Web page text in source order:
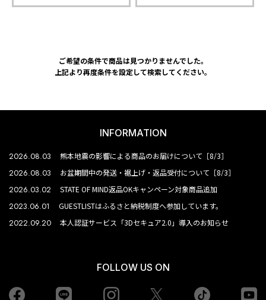
ご希望の条件で商品は見つかりませんでした。
上記より再度条件を設定して検索してください。
INFORMATION
2026.08.03 熊本地震の影響による商品のお届けについて［8/3］
2026.08.03 お盆期間中の発送・裾上げ・返品受付について［8/3］
2026.03.02 STATE OF MIND返品OKキャンペーン対象商品追加
2023.06.01 GUESTLISTはふるさと納税制度へ参加しています。
2022.09.20 本人認証サービス「3Dセキュア2.0」導入のお知らせ
FOLLOW US ON
Facebook Instagram tiktok